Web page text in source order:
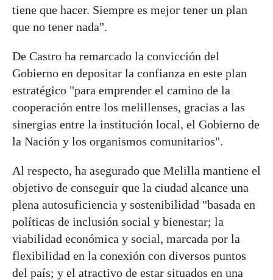
tiene que hacer. Siempre es mejor tener un plan
que no tener nada".
De Castro ha remarcado la convicción del
Gobierno en depositar la confianza en este plan
estratégico "para emprender el camino de la
cooperación entre los melillenses, gracias a las
sinergias entre la institución local, el Gobierno de
la Nación y los organismos comunitarios".
Al respecto, ha asegurado que Melilla mantiene el
objetivo de conseguir que la ciudad alcance una
plena autosuficiencia y sostenibilidad "basada en
políticas de inclusión social y bienestar; la
viabilidad económica y social, marcada por la
flexibilidad en la conexión con diversos puntos
del país; y el atractivo de estar situados en una